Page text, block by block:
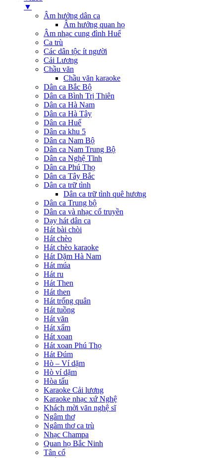
▼
Âm hưởng dân ca
Âm hưởng quan họ
Âm nhạc cung đình Huế
Ca trù
Các dân tộc ít người
Cải Lương
Chầu văn
Chầu văn karaoke
Dân ca Bắc Bộ
Dân ca Bình Trị Thiên
Dân ca Hà Nam
Dân ca Hà Tây
Dân ca Huế
Dân ca khu 5
Dân ca Nam Bộ
Dân ca Nam Trung Bộ
Dân ca Nghệ Tĩnh
Dân ca Phú Thọ
Dân ca Tây Bắc
Dân ca trữ tình
Dân ca trữ tình quê hương
Dân ca Trung bộ
Dân ca và nhạc cổ truyền
Dạy hát dân ca
Hát bài chòi
Hát chèo
Hát chèo karaoke
Hát Dặm Hà Nam
Hát múa
Hát ru
Hát Then
Hát then
Hát trống quân
Hát tuồng
Hát văn
Hát xẩm
Hát xoan
Hát xoan Phú Thọ
Hát Đúm
Hò – Ví dặm
Hò ví dặm
Hòa tấu
Karaoke Cải lương
Karaoke nhạc xứ Nghệ
Khách mời văn nghệ sĩ
Ngâm thơ
Ngâm thơ ca trù
Nhạc Champa
Quan họ Bắc Ninh
Tân cổ